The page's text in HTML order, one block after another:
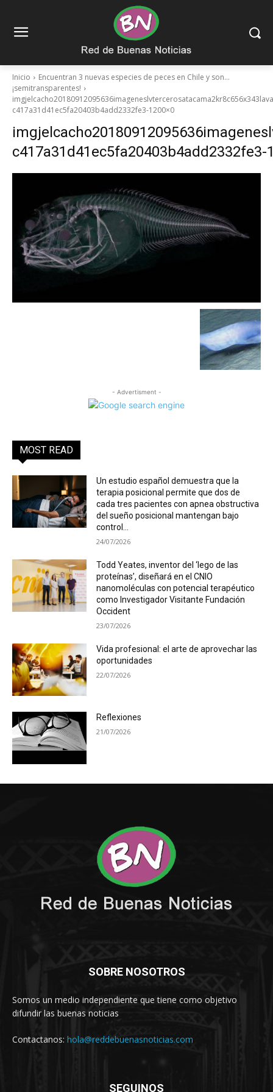
Inicio
Encuentran 3 nuevas especies de peces en Chile y son…
¡semitransparentes!
c417a31d41ec5fa20403b4add2332fe3-1200×0
c417a31d41ec5fa20403b4add2332fe3-
- Advertisment -
MOST READ
Un estudio español demuestra que la
terapia posicional permite que dos de
cada tres pacientes con apnea obstructiva
del sueño posicional mantengan bajo
control...
24/07/2026
Todd Yeates, inventor del ‘lego de las
proteínas’, diseñará en el CNIO
nanomoléculas con potencial terapéutico
como Investigador Visitante Fundación
Occident
23/07/2026
Vida profesional: el arte de aprovechar las
oportunidades
22/07/2026
Reflexiones
21/07/2026
SOBRE NOSOTROS
Somos un medio independiente que tiene como objetivo
difundir las buenas noticias
Contactanos: hola@reddebuenasnoticias.com
SEGUINOS